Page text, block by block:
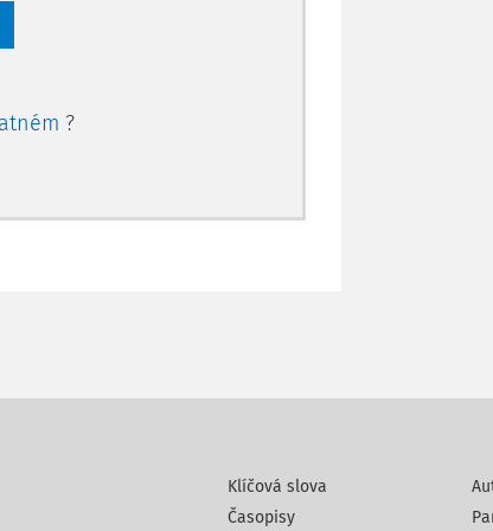
?
Klíčová slova
Časopisy